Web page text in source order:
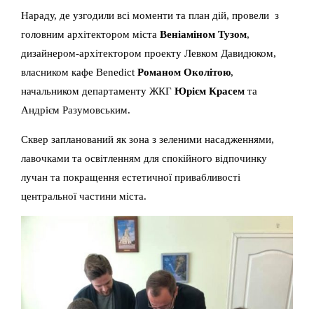
Нараду, де узгодили всі моменти та план дій, провели з
головним архітектором міста Веніаміном Тузом,
дизайнером-архітектором проекту Левком Давидюком,
власником кафе Benedict Романом Околітою,
начальником департаменту ЖКГ Юрієм Красем та
Андрієм Разумовським.
Сквер запланований як зона з зеленими насадженнями,
лавочками та освітленням для спокійного відпочинку
лучан та покращення естетичної привабливості
центральної частини міста.